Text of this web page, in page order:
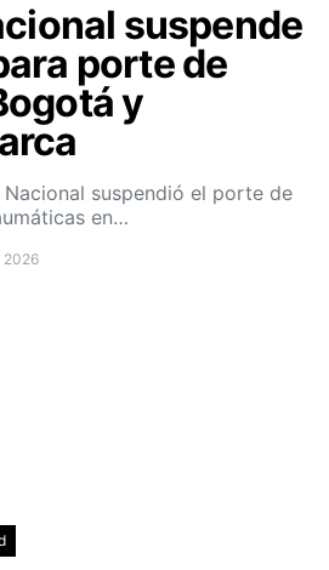
suspende
porte de
y
Nacional suspendió el porte de
en…
2026